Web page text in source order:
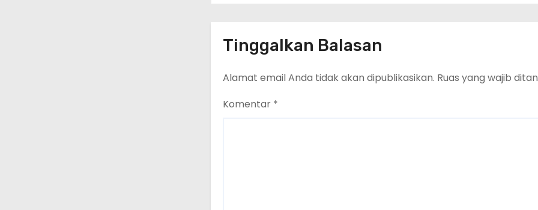
Tinggalkan Balasan
Alamat email Anda tidak akan dipublikasikan. Ruas yang wajib
Komentar *